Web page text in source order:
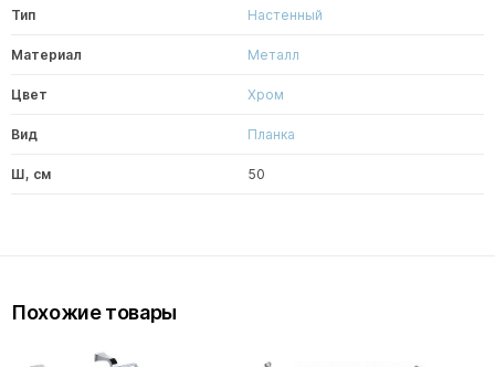
Тип Настенный
Материал Металл
Цвет Хром
Вид Планка
Ш, см 50
Похожие товары